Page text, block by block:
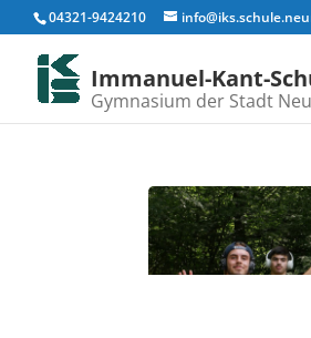
04321-9424210
Immanuel-Kant-
Gymnasium der Stadt